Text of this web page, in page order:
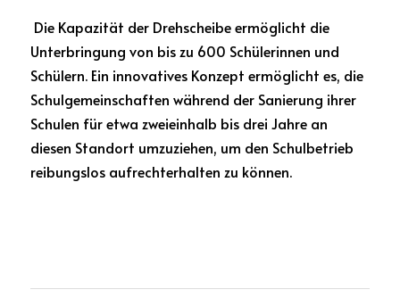
Unterbringung von bis zu 600 Schülerinnen und
Schülern. Ein innovatives Konzept ermöglicht es, die
Schulgemeinschaften während der Sanierung ihrer
Schulen für etwa zweieinhalb bis drei Jahre an
diesen Standort umzuziehen, um den Schulbetrieb
reibungslos aufrechterhalten zu können.